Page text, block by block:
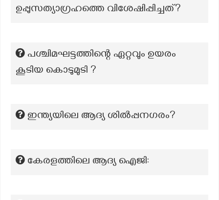
ഉപ്പുസത്യാഗ്രഹത്തെ വിശേഷിപ്പിച്ചത്?
പശ്ചിമഘട്ടത്തിന്റെ ഏറ്റവും ഉയരം
കൂടിയ കൊടുമുടി ?
ഇന്ത്യയിലെ ആദ്യ ശില്‍പ്പനഗരം?
കേരളത്തിലെ ആദ്യ ഐജി: